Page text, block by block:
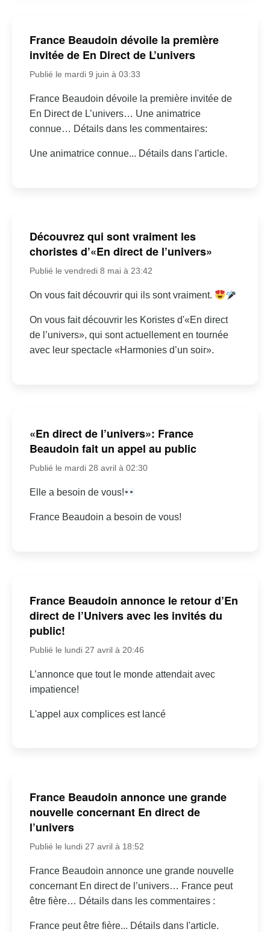
France Beaudoin dévoile la première
invitée de En Direct de L’univers
Publié le mardi 9 juin à 03:33
France Beaudoin dévoile la première invitée de
En Direct de L’univers… Une animatrice
connue… Détails dans les commentaires:
Une animatrice connue... Détails dans l'article.
Découvrez qui sont vraiment les
choristes d’«En direct de l’univers»
Publié le vendredi 8 mai à 23:42
On vous fait découvrir qui ils sont vraiment.
On vous fait découvrir les Koristes d'«En direct
de l’univers», qui sont actuellement en tournée
avec leur spectacle «Harmonies d’un soir».
«En direct de l’univers»: France
Beaudoin fait un appel au public
Publié le mardi 28 avril à 02:30
Elle a besoin de vous!
France Beaudoin a besoin de vous!
France Beaudoin annonce le retour d’En
direct de l’Univers avec les invités du
public!
Publié le lundi 27 avril à 20:46
L’annonce que tout le monde attendait avec
impatience!
L'appel aux complices est lancé
France Beaudoin annonce une grande
nouvelle concernant En direct de
l’univers
Publié le lundi 27 avril à 18:52
France Beaudoin annonce une grande nouvelle
concernant En direct de l’univers… France peut
être fière… Détails dans les commentaires :
France peut être fière... Détails dans l'article.